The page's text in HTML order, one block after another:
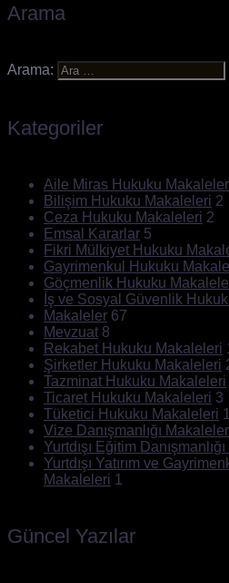
Arama
Arama:
Kategoriler
Aile Miras Hukuku
Bilişim Hukuku Makaleleri 2
Ceza Hukuku Makaleleri 2
Emsal Kararlar 5
Fikri Mülkiyet Hukuku
Gayrimenkul Hukuku
Göçmenlik Hukuku
İş ve Sosyal Güvenlik
Makaleler 67
Mevzuat 8
Rekabet Hukuku Makaleleri 1
Şirketler Hukuku Makaleleri
Tazminat Hukuku Makaleleri
Ticaret Hukuku Makaleleri 3
Tüketici Hukuku Makaleleri 1
Vize Danışmanlığı
Yurtdışı Eğitim
Yurtdışı Yatırım ve
Makaleleri 1
Güncel Yazılar